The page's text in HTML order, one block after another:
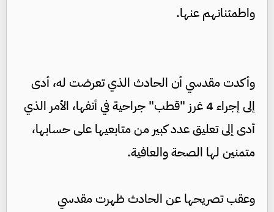
واطمئنانهم عنها.
وأكدت مقدسي أن الحادث الذي تعرضت له، أدى
إلى إجراء 4 غرز "قطب" جراحية في أنفها، الأمر الذي
أدى إلى تعليق عدد كبير من متابعيها على حسابها،
متمنين لها الصحة والعافية.
وعقب تصريحها عن الحادث ظهرت مقدسي